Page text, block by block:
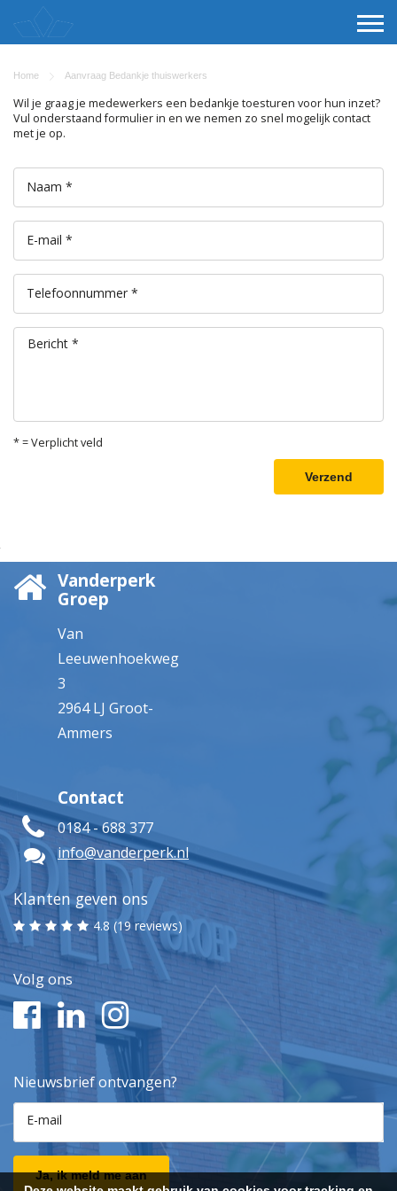
Home Aanvraag Bedankje thuiswerkers
Wil je graag je medewerkers een bedankje toesturen voor hun inzet?
Vul onderstaand formulier in en we nemen zo snel mogelijk contact
met je op.
Naam *
E-mail *
Telefoonnummer *
Bericht *
* = Verplicht veld
Verzend
Vanderperk
Groep
Van
Leeuwenhoekweg
3
2964 LJ Groot-
Ammers
Contact
0184 - 688 377
info@vanderperk.nl
Klanten geven ons
4.8 (19 reviews)
Volg ons
Nieuwsbrief ontvangen?
E-mail
Ja, ik meld me aan